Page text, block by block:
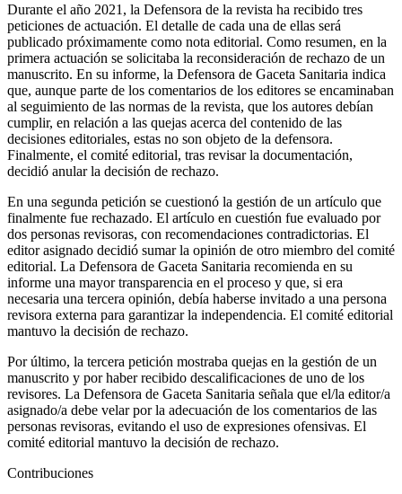
Durante el año 2021, la Defensora de la revista ha recibido tres
peticiones de actuación. El detalle de cada una de ellas será
publicado próximamente como nota editorial. Como resumen, en la
primera actuación se solicitaba la reconsideración de rechazo de un
manuscrito. En su informe, la Defensora de Gaceta Sanitaria indica
que, aunque parte de los comentarios de los editores se encaminaban
al seguimiento de las normas de la revista, que los autores debían
cumplir, en relación a las quejas acerca del contenido de las
decisiones editoriales, estas no son objeto de la defensora.
Finalmente, el comité editorial, tras revisar la documentación,
decidió anular la decisión de rechazo.
En una segunda petición se cuestionó la gestión de un artículo que
finalmente fue rechazado. El artículo en cuestión fue evaluado por
dos personas revisoras, con recomendaciones contradictorias. El
editor asignado decidió sumar la opinión de otro miembro del comité
editorial. La Defensora de Gaceta Sanitaria recomienda en su
informe una mayor transparencia en el proceso y que, si era
necesaria una tercera opinión, debía haberse invitado a una persona
revisora externa para garantizar la independencia. El comité editorial
mantuvo la decisión de rechazo.
Por último, la tercera petición mostraba quejas en la gestión de un
manuscrito y por haber recibido descalificaciones de uno de los
revisores. La Defensora de Gaceta Sanitaria señala que el/la editor/a
asignado/a debe velar por la adecuación de los comentarios de las
personas revisoras, evitando el uso de expresiones ofensivas. El
comité editorial mantuvo la decisión de rechazo.
Contribuciones